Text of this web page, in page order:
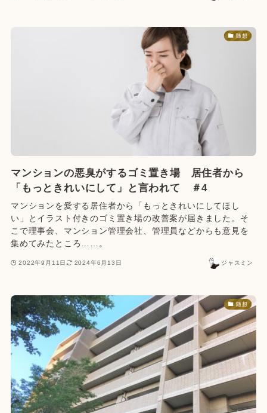
随想
マンションの悪臭がするゴミ置き場 居住者から
「もっときれいにして」と言われて ＃4
マンションを愛する居住者から「もっときれいにしてほし
い」とイラスト付きのゴミ置き場の改善案が届きました。そ
こで理事会、マンション管理会社、管理員などからも意見を
集めてみたところ……。
2022年9月11日 2024年6月13日 ジャスミン
随想